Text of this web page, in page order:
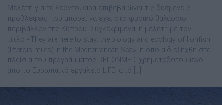
Μελέτη για τα λεοντόψαρα επιβεβαιώνει τις δυσμενείς
προβλέψεις που μπορεί να έχει στο φυσικό θαλάσσιο
περιβάλλον της Κύπρου. Συγκεκριμένα, η μελέτη με τον
τίτλο «They are here to stay: the biology and ecology of lionfish
(Pterois miles) in the Mediterranean Sea», η οποία διεξήχθη στα
πλαίσια του προγράμματος RELIONMED, χρηματοδοτούμενο
από το Ευρωπαικό εργαλείο LIFE, από […]